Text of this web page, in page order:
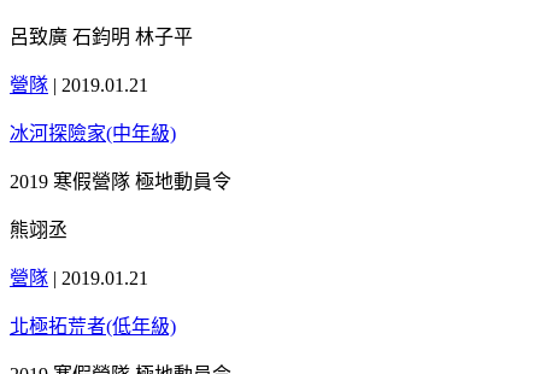
呂致廣 石鈞明 林子平
營隊 | 2019.01.21
冰河探險家(中年級)
2019 寒假營隊 極地動員令
熊翊丞
營隊 | 2019.01.21
北極拓荒者(低年級)